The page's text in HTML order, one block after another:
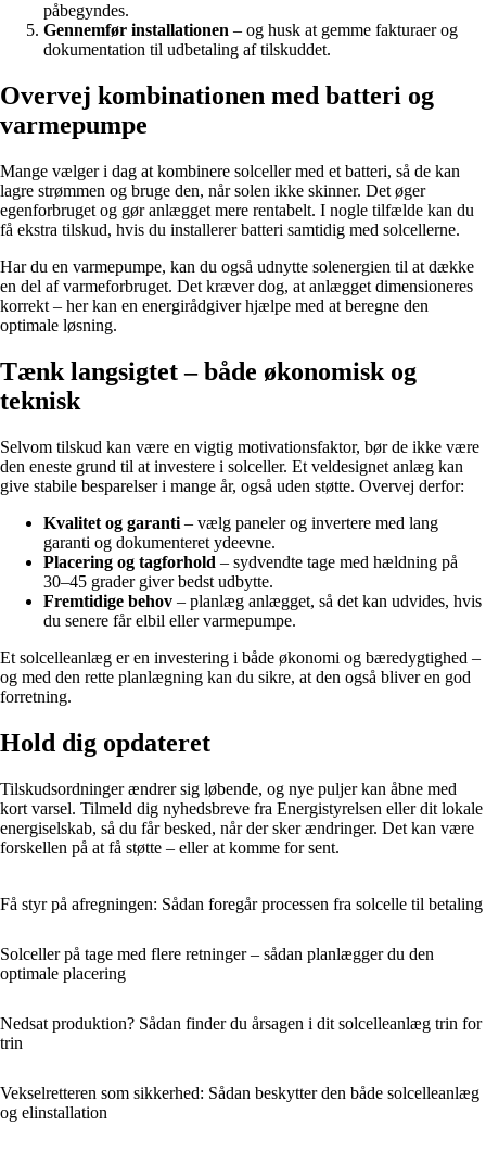
påbegyndes.
Gennemfør installationen – og husk at gemme fakturaer og
dokumentation til udbetaling af tilskuddet.
Overvej kombinationen med batteri og
varmepumpe
Mange vælger i dag at kombinere solceller med et batteri, så de kan
lagre strømmen og bruge den, når solen ikke skinner. Det øger
egenforbruget og gør anlægget mere rentabelt. I nogle tilfælde kan du
få ekstra tilskud, hvis du installerer batteri samtidig med solcellerne.
Har du en varmepumpe, kan du også udnytte solenergien til at dække
en del af varmeforbruget. Det kræver dog, at anlægget dimensioneres
korrekt – her kan en energirådgiver hjælpe med at beregne den
optimale løsning.
Tænk langsigtet – både økonomisk og
teknisk
Selvom tilskud kan være en vigtig motivationsfaktor, bør de ikke være
den eneste grund til at investere i solceller. Et veldesignet anlæg kan
give stabile besparelser i mange år, også uden støtte. Overvej derfor:
Kvalitet og garanti – vælg paneler og invertere med lang
garanti og dokumenteret ydeevne.
Placering og tagforhold – sydvendte tage med hældning på
30–45 grader giver bedst udbytte.
Fremtidige behov – planlæg anlægget, så det kan udvides, hvis
du senere får elbil eller varmepumpe.
Et solcelleanlæg er en investering i både økonomi og bæredygtighed –
og med den rette planlægning kan du sikre, at den også bliver en god
forretning.
Hold dig opdateret
Tilskudsordninger ændrer sig løbende, og nye puljer kan åbne med
kort varsel. Tilmeld dig nyhedsbreve fra Energistyrelsen eller dit lokale
energiselskab, så du får besked, når der sker ændringer. Det kan være
forskellen på at få støtte – eller at komme for sent.
Få styr på afregningen: Sådan foregår processen fra solcelle til betaling
Solceller på tage med flere retninger – sådan planlægger du den
optimale placering
Nedsat produktion? Sådan finder du årsagen i dit solcelleanlæg trin for
trin
Vekselretteren som sikkerhed: Sådan beskytter den både solcelleanlæg
og elinstallation